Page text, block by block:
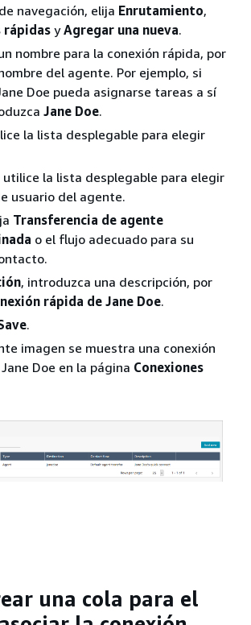
navegación, elija Enrutamiento,
rápidas yAgregar una nueva.
nombre para la conexión rápida, por
del agente. Por ejemplo, si
Doe pueda asignarse tareas a sí
Jane Doe.
la lista desplegable para elegir
utilice la lista desplegable para elegir
usuario del agente.
Transferencia de agente
o el flujo adecuado para su
, introduzca una descripción, por
rápida de Jane Doe.
.
imagen se muestra una conexión
Doe en la página Conexiones
una cola para el